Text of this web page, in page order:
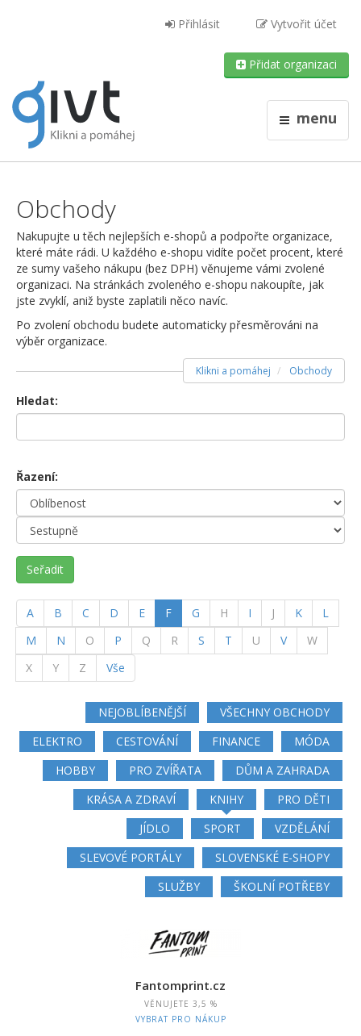
Přihlásit Vytvořit účet
Přidat organizaci
menu
Obchody
Nakupujte u těch nejlepších e-shopů a podpořte organizace,
které máte rádi. U každého e-shopu vidíte počet procent, které
ze sumy vašeho nákupu (bez DPH) věnujeme vámi zvolené
organizaci. Na stránkách zvoleného e-shopu nakoupíte, jak
jste zvyklí, aniž byste zaplatili něco navíc.
Po zvolení obchodu budete automaticky přesměrováni na
výběr organizace.
Klikni a pomáhej Obchody
Hledat:
Řazení:
Seřadit
A B C D E F(current)
G H I J K
L
M
N O P Q R S T U V
W
X
Y Z Vše
NEJOBLÍBENĚJŠÍ
VŠECHNY OBCHODY
ELEKTRO
CESTOVÁNÍ FINANCE
MÓDA
HOBBY
PRO ZVÍŘATA
DŮM A ZAHRADA
KRÁSA A ZDRAVÍ
KNIHY
PRO DĚTI
JÍDLO
SPORT
VZDĚLÁNÍ
SLEVOVÉ PORTÁLY
SLOVENSKÉ E-SHOPY
SLUŽBY
ŠKOLNÍ POTŘEBY
Fantomprint.cz
VĚNUJETE 3,5 %
VYBRAT PRO NÁKUP